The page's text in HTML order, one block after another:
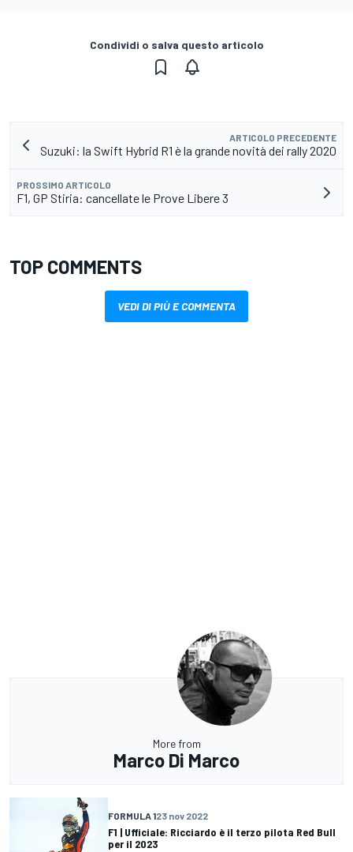
Condividi o salva questo articolo
ARTICOLO PRECEDENTE
Suzuki: la Swift Hybrid R1 è la grande novità dei rally 2020
PROSSIMO ARTICOLO
F1, GP Stiria: cancellate le Prove Libere 3
TOP COMMENTS
VEDI DI PIÙ E COMMENTA
More from
Marco Di Marco
FORMULA 123 nov 2022
F1 | Ufficiale: Ricciardo è il terzo pilota Red Bull
per il 2023